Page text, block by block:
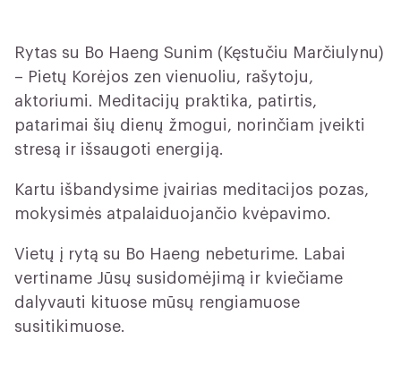
Rytas su Bo Haeng Sunim (Kęstučiu Marčiulynu)
– Pietų Korėjos zen vienuoliu, rašytoju,
aktoriumi. Meditacijų praktika, patirtis,
patarimai šių dienų žmogui, norinčiam įveikti
stresą ir išsaugoti energiją.
Kartu išbandysime įvairias meditacijos pozas,
mokysimės atpalaiduojančio kvėpavimo.
Vietų į rytą su Bo Haeng nebeturime. Labai
vertiname Jūsų susidomėjimą ir kviečiame
dalyvauti kituose mūsų rengiamuose
susitikimuose.